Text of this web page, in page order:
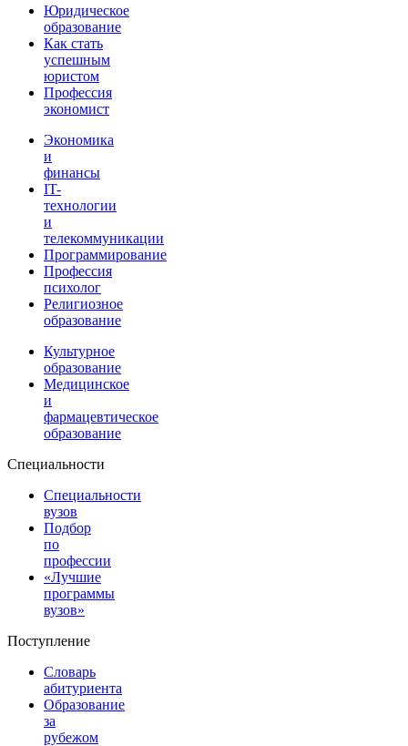
Юридическое
образование
Как стать
успешным
юристом
Профессия
экономист
Экономика
и
финансы
IT-
технологии
и
телекоммуникации
Программирование
Профессия
психолог
Религиозное
образование
Культурное
образование
Медицинское
и
фармацевтическое
образование
Специальности
Специальности
вузов
Подбор
по
профессии
«Лучшие
программы
вузов»
Поступление
Словарь
абитуриента
Образование
за
рубежом